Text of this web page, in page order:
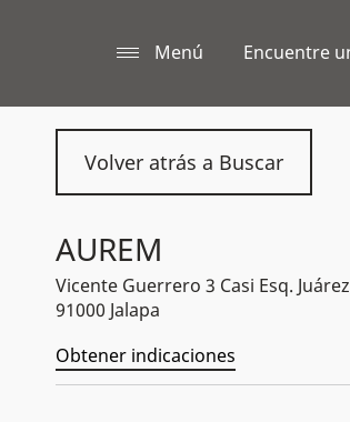
Menú Encuentre
Volver atrás a Buscar
AUREM
Vicente Guerrero 3 Casi Esq.
91000 Jalapa
Obtener indicaciones